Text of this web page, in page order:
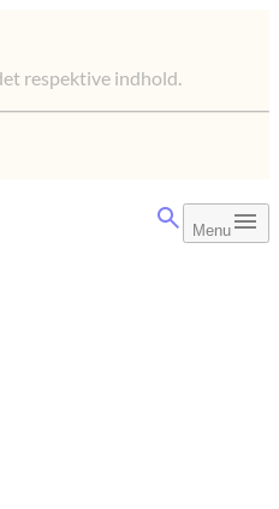
respektive indhold.
Menu